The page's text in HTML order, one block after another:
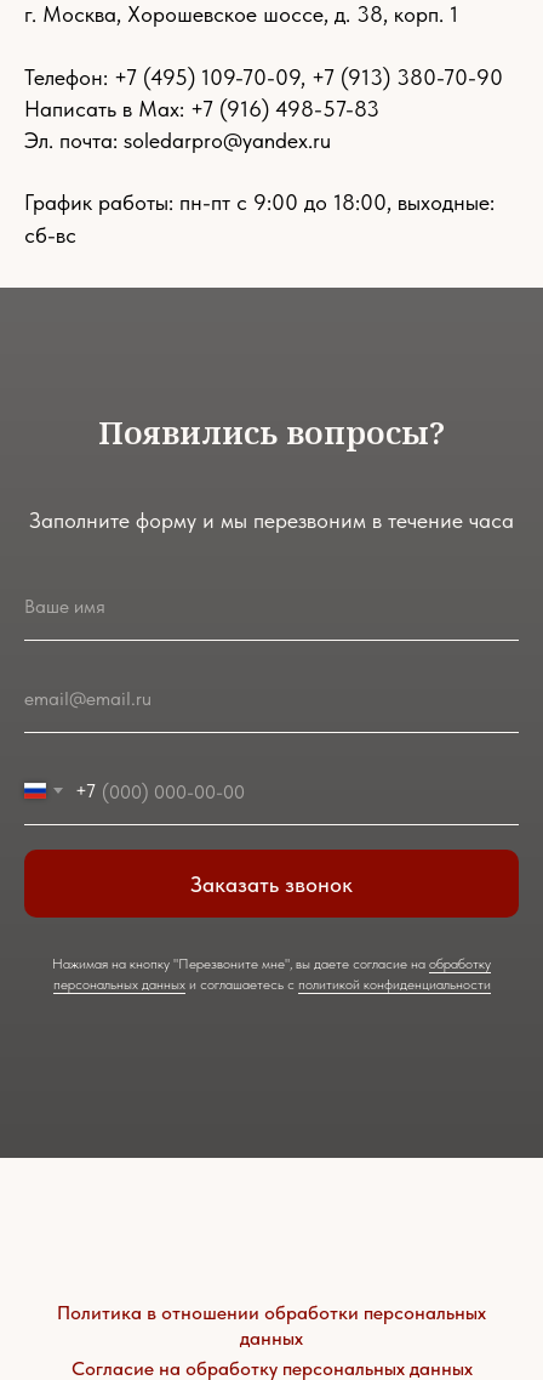
г. Москва, Хорошевское шоссе, д. 38, корп. 1
Телефон: +7 (495) 109-70-09, +7 (913) 380-70-90
Написать в Max: +7 (916) 498-57-83
Эл. почта: soledarpro@yandex.ru
График работы: пн-пт с 9:00 до 18:00, выходные:
сб-вс
Появились вопросы?
Заполните форму и мы перезвоним в течение часа
Ваше имя
email@email.ru
+7
Заказать звонок
Нажимая на кнопку "Перезвоните мне", вы даете согласие на обработку
персональных данныхи соглашаетесь c политикой конфиденциальности
Политика в отношении обработки персональных
данных
Согласие на обработку персональных данных